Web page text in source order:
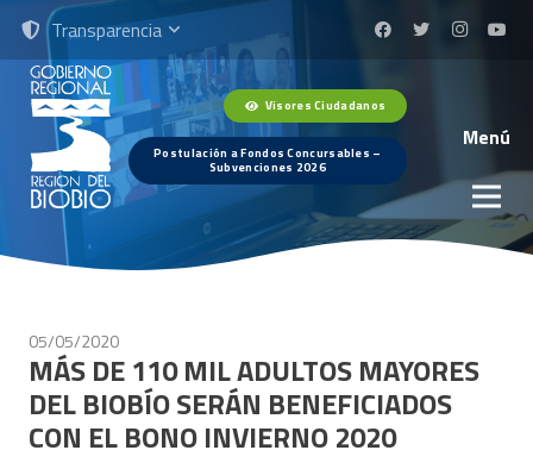
Transparencia
Visores Ciudadanos
Postulación a Fondos Concursables –
Subvenciones 2026
Menú
05/05/2020
MÁS DE 110 MIL ADULTOS MAYORES
DEL BIOBÍO SERÁN BENEFICIADOS
CON EL BONO INVIERNO 2020